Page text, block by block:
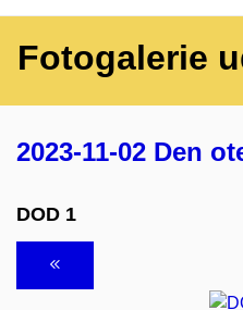
Fotogalerie
2023-11-02 Den
DOD 1